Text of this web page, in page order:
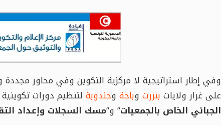
وفي إطار استراتيجية لا مركزية التكوين وفي محاور مجددة
على غرار ولايات بنزرت وباجة وجندوبة لتنظيم دورات
الجبائي الخاص بالجمعيات” و”مسك السجلات وإعداد